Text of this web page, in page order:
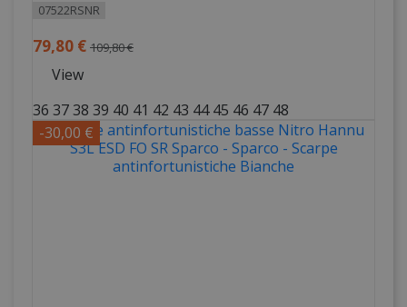
07522RSNR
79,80 € 109,80 €
View
36 3738 39 40 41 42 43 44 45 46 47 48
-30,00 €